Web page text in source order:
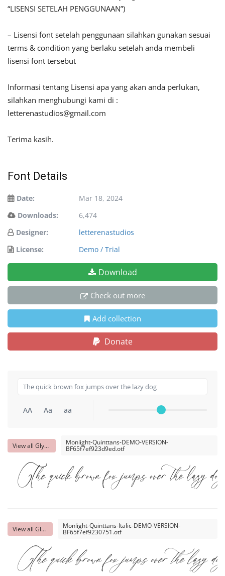
“LISENSI SETELAH PENGGUNAAN”)
– Lisensi font setelah penggunaan silahkan gunakan sesuai
terms & condition yang berlaku setelah anda membeli
lisensi font tersebut
Informasi tentang Lisensi apa yang akan anda perlukan,
silahkan menghubungi kami di :
letterenastudios@gmail.com
Terima kasih.
Font Details
Date:
Mar 18, 2024
Downloads:
6,474
Designer:
letterenastudios
License:
Demo / Trial
Download
Check out more
Add collection
Donate
AA Aa aa
View all Glyphs Monlight-Quinttans-DEMO-VERSION-
BF65f7ef923d9ed.otf
The quick brown fox jumps over the lazy dog
View all Glyphs Monlight-Quinttans-Italic-DEMO-VERSION-
BF65f7ef9230751.otf
The quick brown fox jumps over the lazy dog